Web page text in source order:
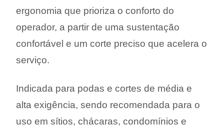
ergonomia que prioriza o conforto do
operador, a partir de uma sustentação
confortável e um corte preciso que acelera o
serviço.
Indicada para podas e cortes de média e
alta exigência, sendo recomendada para o
uso em sítios, chácaras, condomínios e